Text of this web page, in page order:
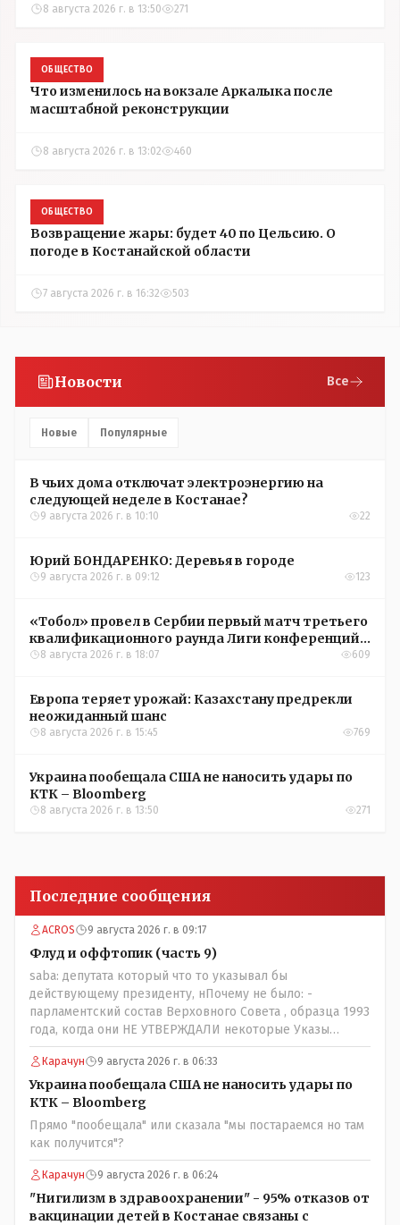
8 августа 2026 г. в 13:50 271
ОБЩЕСТВО
Что изменилось на вокзале Аркалыка после
масштабной реконструкции
8 августа 2026 г. в 13:02 460
ОБЩЕСТВО
Возвращение жары: будет 40 по Цельсию. О
погоде в Костанайской области
7 августа 2026 г. в 16:32 503
Новости Все
Новые Популярные
В чьих дома отключат электроэнергию на
следующей неделе в Костанае?
9 августа 2026 г. в 10:10 22
Юрий БОНДАРЕНКО: Деревья в городе
9 августа 2026 г. в 09:12 123
«Тобол» провел в Сербии первый матч третьего
квалификационного раунда Лиги конференций
УЕФА
8 августа 2026 г. в 18:07 609
Европа теряет урожай: Казахстану предрекли
неожиданный шанс
8 августа 2026 г. в 15:45 769
Украина пообещала США не наносить удары по
КТК – Bloomberg
8 августа 2026 г. в 13:50 271
Последние сообщения
ACROS 9 августа 2026 г. в 09:17
Флуд и оффтопик (часть 9)
saba: депутата который что то указывал бы
действующему президенту, нПочему не было: -
парламентский состав Верховного Совета , образца 1993
года, когда они НЕ УТВЕРЖДАЛИ некоторые Указы
Назарбаева, особенно в части выборов и перевыборов и
некоторых вопросах внутренней политики, и тогда
Назарбай волевым Указом РАСПУСТИЛ этот бунтарский
состав. Имя - Серикболсын Абдильдин вам знакомо -
юывший секретарь ЦК КП Казахстана , впоследствии -
депутат Верховного Совета и Мажлиса и Председатель
партии коммунстов- он в то время и после и причём
НЕОДНОКРАТНО, указывал и многократно на недостатки
Назарбая и предлагал ему самому ДОБРОВОЛЬНО уйти с
поста Президента.
Карачун 9 августа 2026 г. в 06:33
Украина пообещала США не наносить удары по
КТК – Bloomberg
Прямо "пообещала" или сказала "мы постараемся но там
как получится"?
Карачун 9 августа 2026 г. в 06:24
"Нигилизм в здравоохранении" - 95% отказов от
вакцинации детей в Костанае связаны с